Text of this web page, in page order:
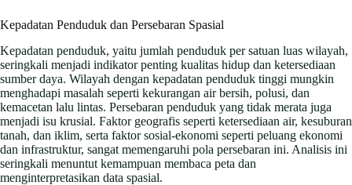
Kepadatan Penduduk dan Persebaran Spasial
Kepadatan penduduk, yaitu jumlah penduduk per satuan luas wilayah,
seringkali menjadi indikator penting kualitas hidup dan ketersediaan
sumber daya. Wilayah dengan kepadatan penduduk tinggi mungkin
menghadapi masalah seperti kekurangan air bersih, polusi, dan
kemacetan lalu lintas. Persebaran penduduk yang tidak merata juga
menjadi isu krusial. Faktor geografis seperti ketersediaan air, kesuburan
tanah, dan iklim, serta faktor sosial-ekonomi seperti peluang ekonomi
dan infrastruktur, sangat memengaruhi pola persebaran ini. Analisis ini
seringkali menuntut kemampuan membaca peta dan
menginterpretasikan data spasial.